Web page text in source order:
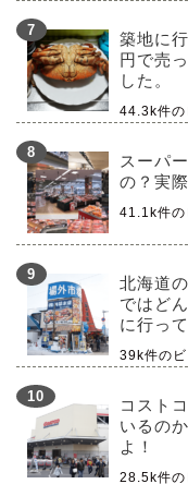
築地に
円で売
した。
44.3k件の
スーパ
の？実
41.1k件の
北海道
ではど
に行っ
39k件のビ
コスト
いるの
よ！
28.5k件の